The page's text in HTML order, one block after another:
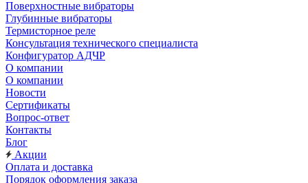
Поверхностные вибраторы
Глубинные вибраторы
Термисторное реле
Консультация технического специалиста
Конфигуратор АДЧР
О компании
О компании
Новости
Сертификаты
Вопрос-ответ
Контакты
Блог
Акции
Оплата и доставка
Порядок оформления заказа